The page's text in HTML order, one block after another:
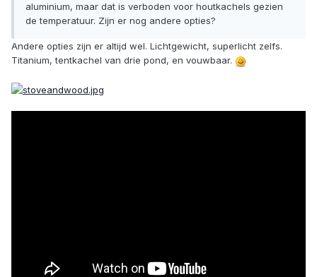
aluminium, maar dat is verboden voor houtkachels gezien
de temperatuur. Zijn er nog andere opties?
Andere opties zijn er altijd wel. Lichtgewicht, superlicht zelfs.
Titanium, tentkachel van drie pond, en vouwbaar.